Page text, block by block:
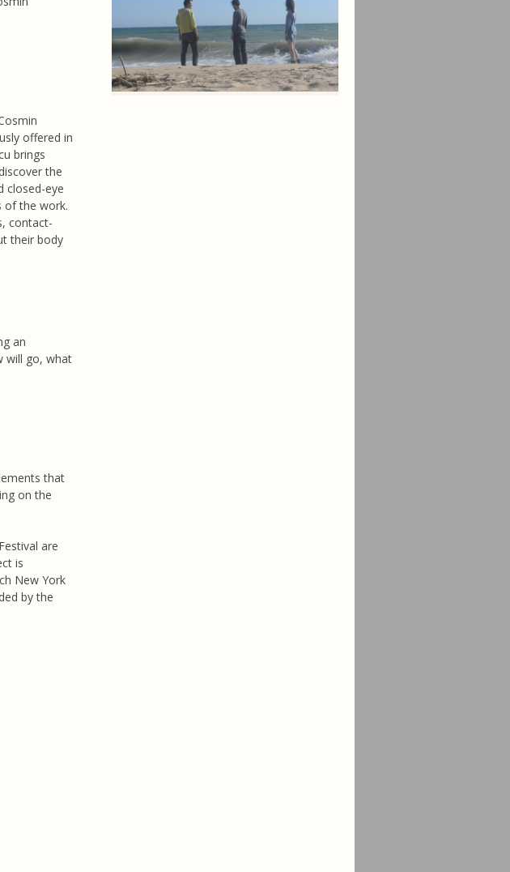
offered in
brings
the
closed-eye
of the work.
contact-
their body
an
will go, what
that
on the
are
is
New York
by the